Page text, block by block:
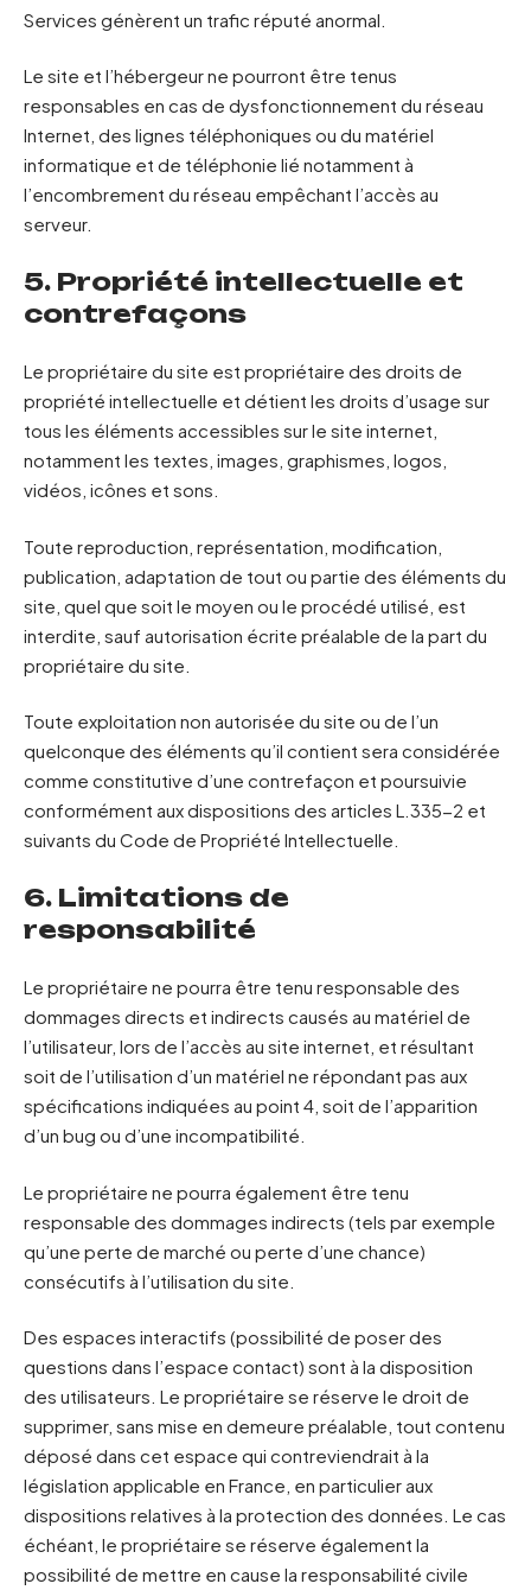
Services génèrent un trafic réputé anormal.
Le site et l’hébergeur ne pourront être tenus
responsables en cas de dysfonctionnement du réseau
Internet, des lignes téléphoniques ou du matériel
informatique et de téléphonie lié notamment à
l’encombrement du réseau empêchant l’accès au
serveur.
5. Propriété intellectuelle et
contrefaçons
Le propriétaire du site est propriétaire des droits de
propriété intellectuelle et détient les droits d’usage sur
tous les éléments accessibles sur le site internet,
notamment les textes, images, graphismes, logos,
vidéos, icônes et sons.
Toute reproduction, représentation, modification,
publication, adaptation de tout ou partie des éléments du
site, quel que soit le moyen ou le procédé utilisé, est
interdite, sauf autorisation écrite préalable de la part du
propriétaire du site.
Toute exploitation non autorisée du site ou de l’un
quelconque des éléments qu’il contient sera considérée
comme constitutive d’une contrefaçon et poursuivie
conformément aux dispositions des articles L.335-2 et
suivants du Code de Propriété Intellectuelle.
6. Limitations de
responsabilité
Le propriétaire ne pourra être tenu responsable des
dommages directs et indirects causés au matériel de
l’utilisateur, lors de l’accès au site internet, et résultant
soit de l’utilisation d’un matériel ne répondant pas aux
spécifications indiquées au point 4, soit de l’apparition
d’un bug ou d’une incompatibilité.
Le propriétaire ne pourra également être tenu
responsable des dommages indirects (tels par exemple
qu’une perte de marché ou perte d’une chance)
consécutifs à l’utilisation du site.
Des espaces interactifs (possibilité de poser des
questions dans l’espace contact) sont à la disposition
des utilisateurs. Le propriétaire se réserve le droit de
supprimer, sans mise en demeure préalable, tout contenu
déposé dans cet espace qui contreviendrait à la
législation applicable en France, en particulier aux
dispositions relatives à la protection des données. Le cas
échéant, le propriétaire se réserve également la
possibilité de mettre en cause la responsabilité civile